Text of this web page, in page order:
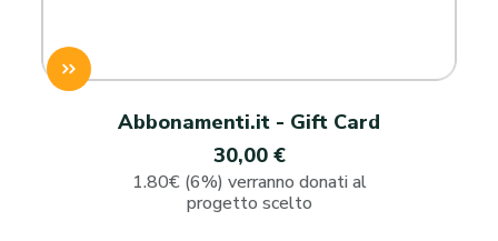
Abbonamenti.it - Gift Card
30,00 €
1.80€ (6%) verranno donati al
progetto scelto